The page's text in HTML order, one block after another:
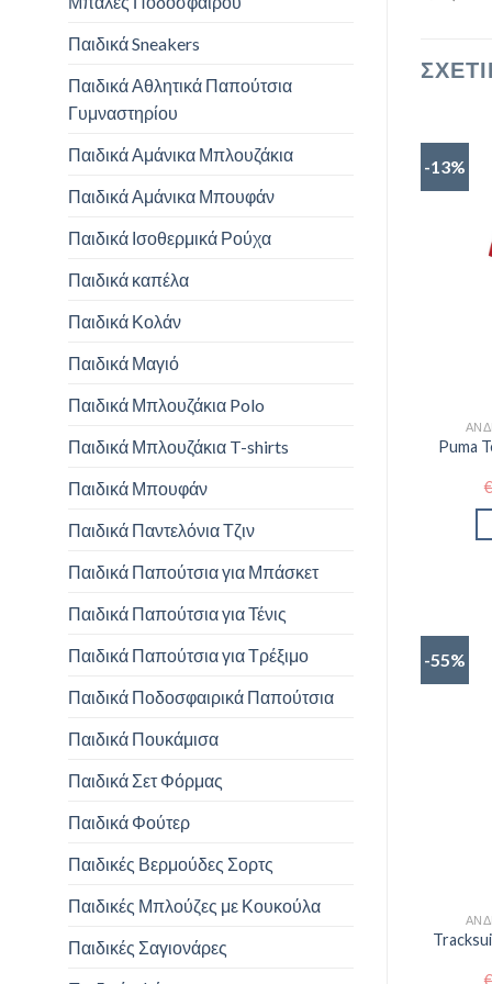
Παιδικά Sneakers
Παιδικά Αθλητικά Παπούτσια
Γυμναστηρίου
Παιδικά Αμάνικα Μπλουζάκια
Παιδικά Αμάνικα Μπουφάν
Παιδικά Ισοθερμικά Ρούχα
Παιδικά καπέλα
Παιδικά Κολάν
Παιδικά Μαγιό
Παιδικά Μπλουζάκια Polo
Παιδικά Μπλουζάκια T-shirts
Παιδικά Μπουφάν
Παιδικά Παντελόνια Τζιν
Παιδικά Παπούτσια για Μπάσκετ
Παιδικά Παπούτσια για Τένις
Παιδικά Παπούτσια για Τρέξιμο
Παιδικά Ποδοσφαιρικά Παπούτσια
Παιδικά Πουκάμισα
Παιδικά Σετ Φόρμας
Παιδικά Φούτερ
Παιδικές Βερμούδες Σορτς
Παιδικές Μπλούζες με Κουκούλα
Παιδικές Σαγιονάρες
-13%
Puma
-55%